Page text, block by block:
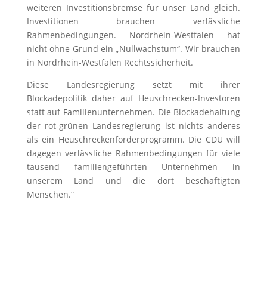
weiteren Investitionsbremse für unser Land gleich.
Investitionen brauchen verlässliche
Rahmenbedingungen. Nordrhein-Westfalen hat
nicht ohne Grund ein „Nullwachstum“. Wir brauchen
in Nordrhein-Westfalen Rechtssicherheit.
Diese Landesregierung setzt mit ihrer
Blockadepolitik daher auf Heuschrecken-Investoren
statt auf Familienunternehmen. Die Blockadehaltung
der rot-grünen Landesregierung ist nichts anderes
als ein Heuschreckenförderprogramm. Die CDU will
dagegen verlässliche Rahmenbedingungen für viele
tausend familiengeführten Unternehmen in
unserem Land und die dort beschäftigten
Menschen.“